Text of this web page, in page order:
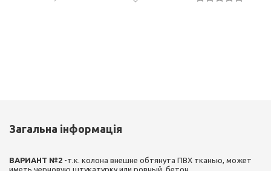
Загальна інформація
ВАРИАНТ №2 -т.к. колона внешне обтянута ПВХ тканью, может
иметь черновую штукатурку или ровный бетон